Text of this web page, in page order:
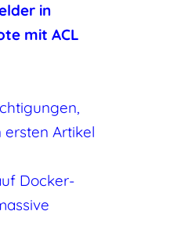
in
mit ACL
Artikel
Docker-